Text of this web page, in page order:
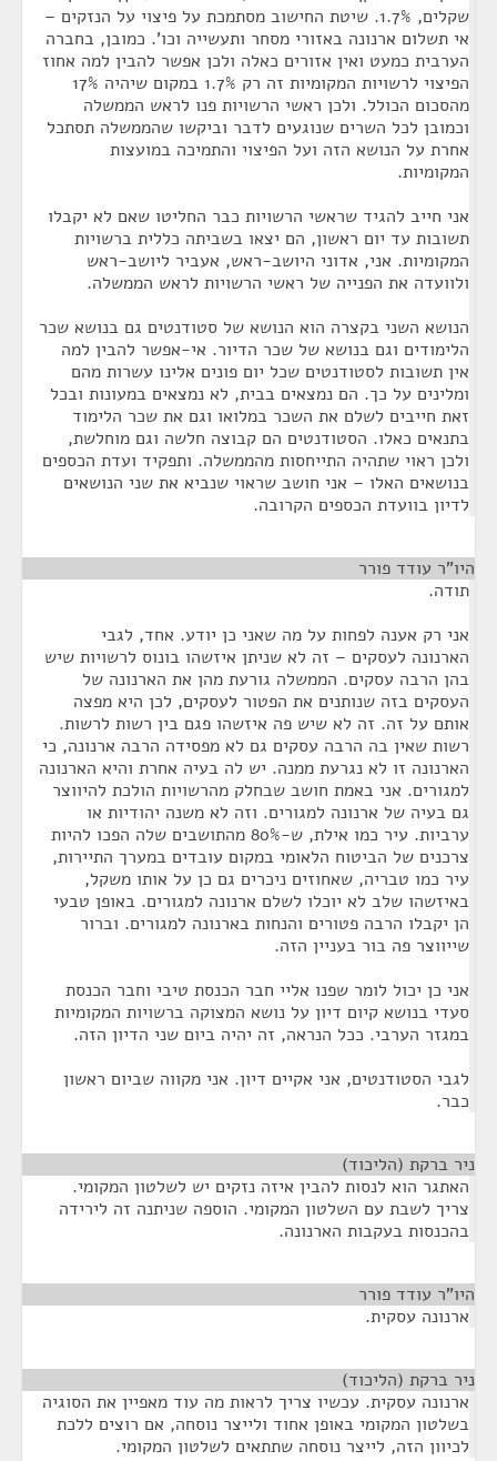
שקלים, 1.7%. שיטת החישוב מסתמכת על פיצוי על הנזקים –
אי תשלום ארנונה באזורי מסחר ותעשייה וכו'. כמובן, בחברה
הערבית כמעט ואין אזורים כאלה ולכן אפשר להבין למה אחוז
הפיצוי לרשויות המקומיות זה רק 1.7% במקום שיהיה 17%
מהסכום הכולל. ולכן ראשי הרשויות פנו לראש הממשלה
וכמובן לכל השרים שנוגעים לדבר וביקשו שהממשלה תסתכל
אחרת על הנושא הזה ועל הפיצוי והתמיכה במועצות
המקומיות.
אני חייב להגיד שראשי הרשויות כבר החליטו שאם לא יקבלו
תשובות עד יום ראשון, הם יצאו בשביתה כללית ברשויות
המקומיות. אני, אדוני היושב-ראש, אעביר ליושב-ראש
ולוועדה את הפנייה של ראשי הרשויות לראש הממשלה.
הנושא השני בקצרה הוא הנושא של סטודנטים גם בנושא שכר
הלימודים וגם בנושא של שכר הדיור. אי-אפשר להבין למה
אין תשובות לסטודנטים שכל יום פונים אלינו עשרות מהם
ומלינים על כך. הם נמצאים בבית, לא נמצאים במעונות ובכל
זאת חייבים לשלם את השכר במלואו וגם את שכר הלימוד
בתנאים כאלו. הסטודנטים הם קבוצה חלשה וגם מוחלשת,
ולכן ראוי שתהיה התייחסות מהממשלה. ותפקיד ועדת הכספים
בנושאים האלו – אני חושב שראוי שנביא את שני הנושאים
לדיון בוועדת הכספים הקרובה.
היו"ר עודד פורר
תודה.
אני רק אענה לפחות על מה שאני כן יודע. אחד, לגבי
הארנונה לעסקים – זה לא שניתן איזשהו בונוס לרשויות שיש
בהן הרבה עסקים. הממשלה גורעת מהן את הארנונה של
העסקים בזה שנותנים את הפטור לעסקים, לכן היא מפצה
אותם על זה. זה לא שיש פה איזשהו פגם בין רשות לרשות.
רשות שאין בה הרבה עסקים גם לא מפסידה הרבה ארנונה, כי
הארנונה זו לא נגרעת ממנה. יש לה בעיה אחרת והיא הארנונה
למגורים. אני באמת חושב שבחלק מהרשויות הולכת להיווצר
גם בעיה של ארנונה למגורים. וזה לא משנה יהודיות או
ערביות. עיר כמו אילת, ש-80% מהתושבים שלה הפכו להיות
צרכנים של הביטוח הלאומי במקום עובדים במערך התיירות,
עיר כמו טבריה, שאחוזים ניכרים גם כן על אותו משקל,
באיזשהו שלב לא יוכלו לשלם ארנונה למגורים. באופן טבעי
הן יקבלו הרבה פטורים והנחות בארנונה למגורים. וברור
שייווצר פה בור בעניין הזה.
אני כן יכול לומר שפנו אליי חבר הכנסת טיבי וחבר הכנסת
סעדי בנושא קיום דיון על נושא המצוקה ברשויות המקומיות
במגזר הערבי. ככל הנראה, זה יהיה ביום שני הדיון הזה.
לגבי הסטודנטים, אני אקיים דיון. אני מקווה שביום ראשון
כבר.
ניר ברקת (הליכוד)
האתגר הוא לנסות להבין איזה נזקים יש לשלטון המקומי.
צריך לשבת עם השלטון המקומי. הוספה שניתנה זה לירידה
בהכנסות בעקבות הארנונה.
היו"ר עודד פורר
ארנונה עסקית.
ניר ברקת (הליכוד)
ארנונה עסקית. עכשיו צריך לראות מה עוד מאפיין את הסוגיה
בשלטון המקומי באופן אחוד ולייצר נוסחה, אם רוצים ללכת
לכיוון הזה, לייצר נוסחה שתתאים לשלטון המקומי.